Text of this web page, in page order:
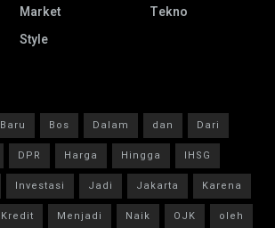
Market
Style
Tekno
Baru Bos Dalam dan
Dari
DPR Harga Hingga
IHSG
Investasi Jadi Jakarta
Karena
Kredit Menjadi Naik OJK
oleh